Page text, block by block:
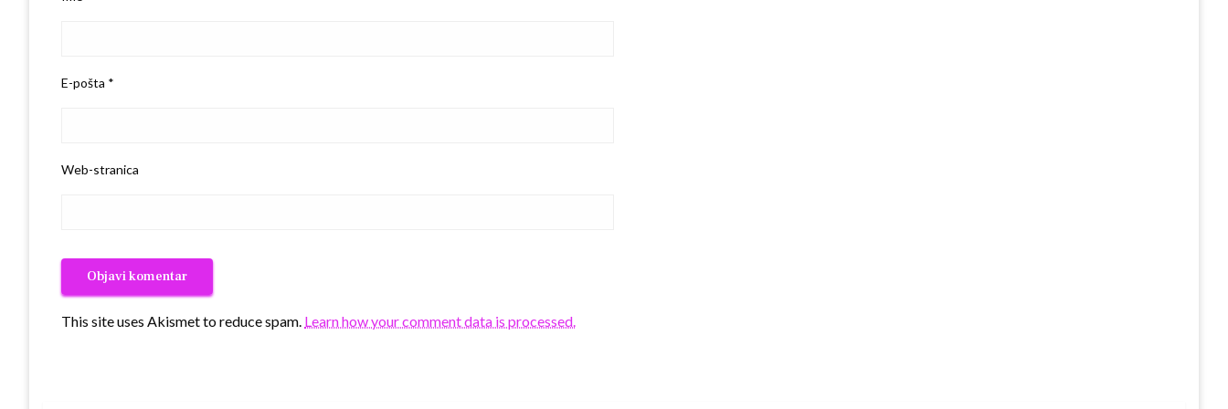
E-pošta *
Web-stranica
This site uses Akismet to reduce spam. Learn how your comment data is processed.